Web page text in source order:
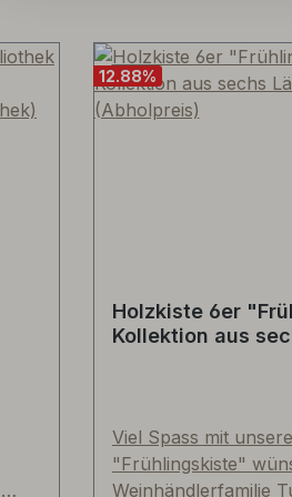
12.88%
Holzkiste 6er
Kollektion aus
Viel Spass mit
"Frühlingskiste"
Weinhändlerfamilie